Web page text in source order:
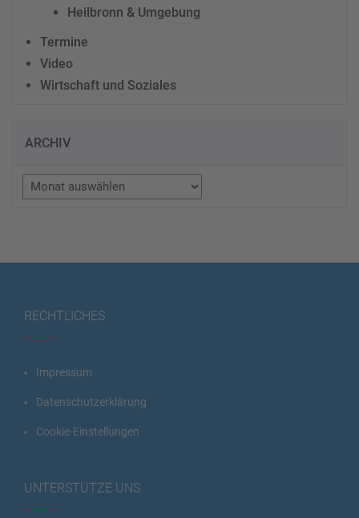
Heilbronn & Umgebung
Termine
Video
Wirtschaft und Soziales
ARCHIV
Archiv
RECHTLICHES
Impressum
Datenschutzerklärung
Cookie-Einstellungen
UNTERSTÜTZE UNS